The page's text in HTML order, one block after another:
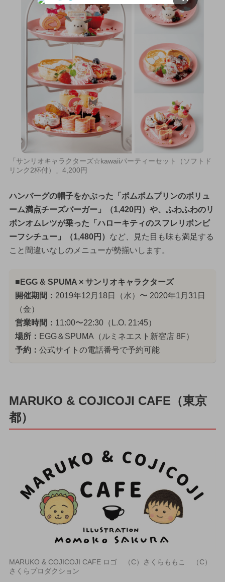
「サンリオキャラクターズ☆kawaiiパーティーセット（ソフトド
リンク2杯付）」4,200円
ハンバーグの帽子をかぶった「ポムポムプリンのボリュ
ーム満点チーズバーガー」（1,420円）や、ふわふわのリ
ボンオムレツが乗った「ハローキティのスフレリボンビ
ーフシチュー」（1,480円） など、見た目も味も満足する
こと間違いなしのメニューが勢揃いします。
■EGG & SPUMA × サンリオキャラクターズ
開催期間： 2019年12月18日（水）〜 2020年1月31日
（金）
営業時間： 11:00〜22:30（L.O. 21:45）
場所： EGG＆SPUMA（ルミネエスト新宿店 8F）
予約： 公式サイトの電話番号で予約可能
MARUKO & COJICOJI CAFE（東京
都）
MARUKO & COJICOJI CAFE ロゴ （C）さくらももこ （C）
さくらプロダクション